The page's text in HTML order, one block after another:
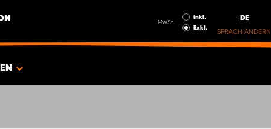
MwSt.
Inkl.
Exkl.
DE
SPRACH ÄNDERN
CITROËN BERLINGO